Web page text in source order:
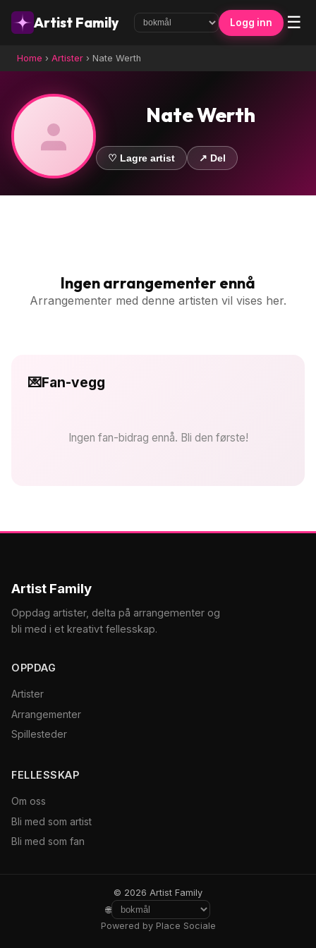
Artist Family Logg inn ☰
Home › Artister › Nate Werth
Nate Werth
♡ Lagre artist ↗ Del
Ingen arrangementer ennå
Arrangementer med denne artisten vil vises her.
💌Fan-vegg
Ingen fan-bidrag ennå. Bli den første!
Artist Family
Oppdag artister, delta på arrangementer og
bli med i et kreativt fellesskap.
OPPDAG
Artister
Arrangementer
Spillesteder
FELLESSKAP
Om oss
Bli med som artist
Bli med som fan
© 2026 Artist Family
🌐
Powered by Place Sociale